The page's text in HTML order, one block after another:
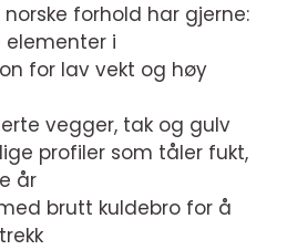
norske forhold har gjerne:
elementer i
for lav vekt og høy
vegger, tak og gulv
profiler som tåler fukt,
år
brutt kuldebro for å